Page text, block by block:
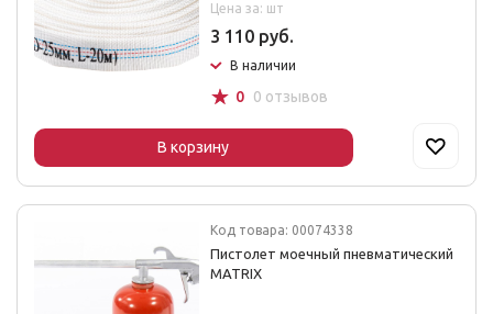
Цена за: шт
3 110 руб.
В наличии
☆ 0 0 отзывов
В корзину
Код товара: 00074338
Пистолет моечный пневматический
MATRIX